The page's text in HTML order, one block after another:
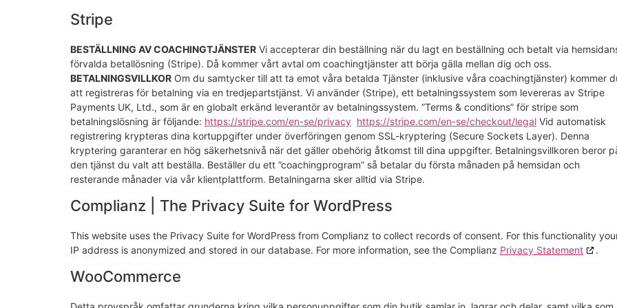
Stripe
BESTÄLLNING AV COACHINGTJÄNSTER Vi accepterar din beställning när du lagt en beställning och betalt via
förvalda betallösning (Stripe). Då kommer vårt avtal om coachingtjänster att börja gälla mellan dig och oss.
BETALNINGSVILLKOR Om du samtycker till att ta emot våra betalda Tjänster (inklusive våra coachingtjänster) kommer
att registreras för betalning via en tredjepartstjänst. Vi använder (Stripe), ett betalningssystem som levereras av Stripe
Payments UK, Ltd., som är en globalt erkänd leverantör av betalningssystem. ”Terms & conditions” för stripe som
betalningslösning är följande: https://stripe.com/en-se/privacy https://stripe.com/en-se/checkout/legal Vid automatisk
registrering krypteras dina kortuppgifter under överföringen genom SSL-kryptering (Secure Sockets Layer). Denna
kryptering garanterar en hög säkerhetsnivå när det gäller obehörig åtkomst till dina uppgifter. Betalningsvillkoren beror
den tjänst du valt att beställa. Beställer du ett ”coachingprogram” så betalar du första månaden på hemsidan och
resterande månader via vår klientplattform. Betalningarna sker alltid via Stripe.
Complianz | The Privacy Suite for WordPress
This website uses the Privacy Suite for WordPress from Complianz to collect records of consent. For this functionality
IP address is anonymized and stored in our database. For more information, see the Complianz Privacy Statement .
WooCommerce